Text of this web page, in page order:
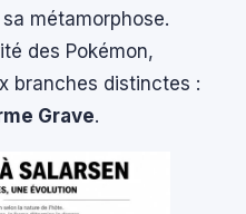
métamorphose.
des Pokémon,
branches distinctes :
Grave.